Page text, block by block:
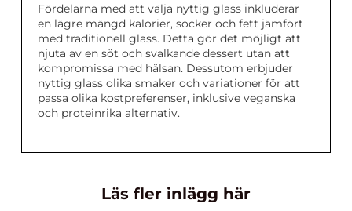
Fördelarna med att välja nyttig glass inkluderar
en lägre mängd kalorier, socker och fett jämfört
med traditionell glass. Detta gör det möjligt att
njuta av en söt och svalkande dessert utan att
kompromissa med hälsan. Dessutom erbjuder
nyttig glass olika smaker och variationer för att
passa olika kostpreferenser, inklusive veganska
och proteinrika alternativ.
Läs fler inlägg här